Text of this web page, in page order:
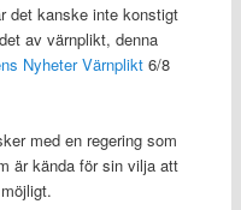
det kanske inte konstigt
av värnplikt, denna
Nyheter Värnplikt6/8
med en regering som
är kända för sin vilja att